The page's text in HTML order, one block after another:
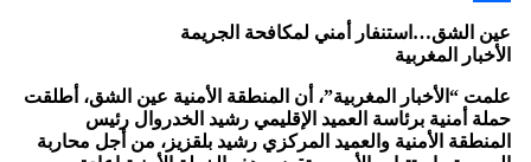
Share
عين الشق…استنفار أمني لمكافحة الجريمة
الأخبار المغربية
علمت “الأخبار المغربية”، أن المنطقة الأمنية عين الشق، أطلقت
حملة أمنية برئاسة العميد الإقليمي رشيد الخدروال رئيس
المنطقة الأمنية والعميد المركزي رشيد بلقزيز، من أجل محاربة